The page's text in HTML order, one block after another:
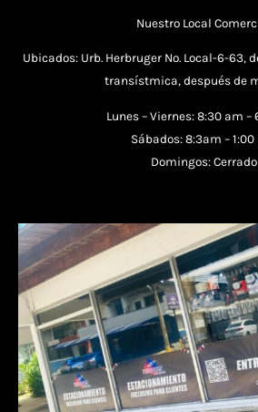
Nuestro Local
Ubicados: Urb. Herbruger No. Local-6-63,
transístmica, después de
Lunes – Viernes: 8:30 am –
Sábados: 8:3am – 1:00
Domingos: Cerrado